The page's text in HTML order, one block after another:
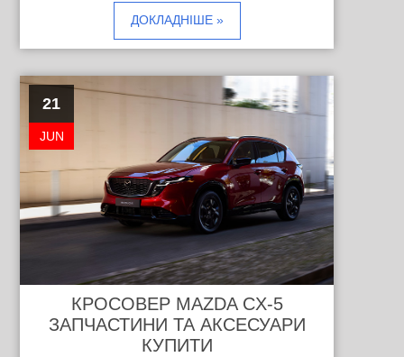
ДОКЛАДНІШЕ »
21
JUN
КРОСОВЕР MAZDA CX-5
ЗАПЧАСТИНИ ТА АКСЕСУАРИ
КУПИТИ